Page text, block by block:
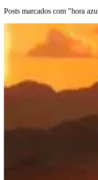
Posts marcados com "hora